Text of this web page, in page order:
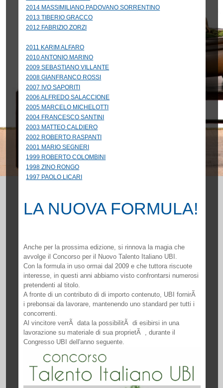
2014 MASSIMILIANO PADOVANO SORRENTINO
2013 TIBERIO GRACCO
2012 FABRIZIO ZORZI
2011 KARIM ALFARO
2010 ANTONIO MARINO
2009 SEBASTIANO VILLANTE
2008 GIANFRANCO ROSSI
2007 IVO SAPORITI
2006 ALFREDO SALACCIONE
2005 MARCELO MICHELOTTI
2004 FRANCESCO SANTINI
2003 MATTEO CALDIERO
2002 ROBERTO RASPANTI
2001 MARIO SEGNERI
1999 ROBERTO COLOMBINI
1998 ZINO RONGO
1997 PAOLO LICARI
LA NUOVA FORMULA!
Anche per la prossima edizione, si rinnova la magia che
avvolge il Concorso per il Nuovo Talento Italiano UBI.
Con la formula in uso ormai dal 2009 e che tuttora riscuote
interesse, in questi anni abbiamo visto confrontarsi numerosi
pretendenti al titolo.
A fronte di un contributo di di importo contenuto, UBI fornirÃ
i prebonsai da lavorare, mantenendo uno standard per tutti i
concorrenti.
Al vincitore verrÃ data la possibilitÃ di esibirsi in una
lavorazione su materiale di sua proprietÃ , durante il
Congresso UBI dell'anno seguente.